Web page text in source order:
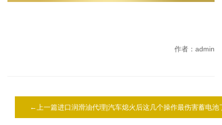
作者：admin
←上一篇进口润滑油代理|汽车熄火后这几个操作最伤害蓄电池